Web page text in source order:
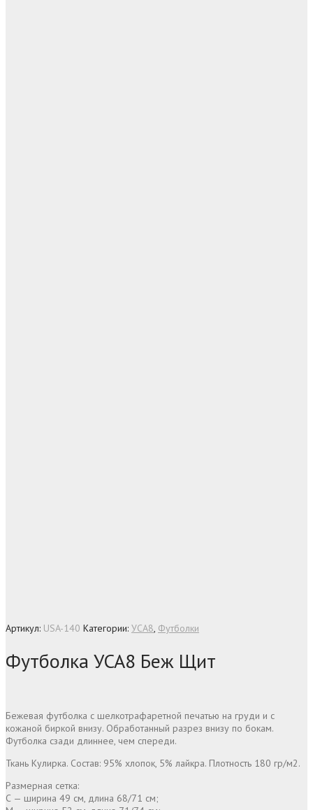
Артикул: USA-140 Категории: УСА8, Футболки
Футболка УСА8 Беж Щит
Бежевая футболка с шелкотрафаретной печатью на груди и с
кожаной биркой внизу. Обработанный разрез внизу по бокам.
Футболка сзади длиннее, чем спереди.
Ткань Кулирка. Состав: 95% хлопок, 5% лайкра. Плотность 180 гр/м2.
Размерная сетка:
С — ширина 49 см, длина 68/71 см;